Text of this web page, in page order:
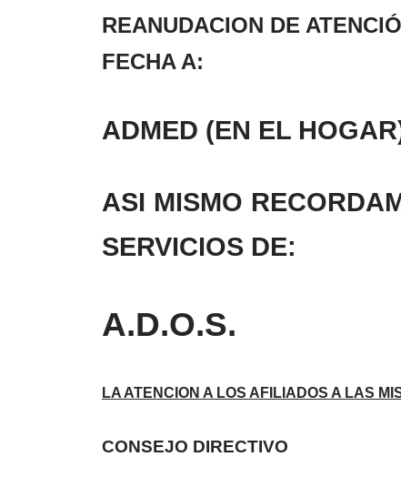
REANUDACION DE
FECHA A:
ADMED (EN EL
ASI MISMO
SERVICIOS DE:
A.D.O.S.
LA ATENCION A LOS AFILIADOS A LAS
CONSEJO DIRECTIVO